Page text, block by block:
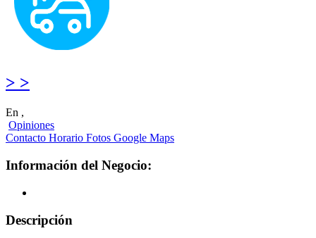
> >
En ,
Opiniones
Contacto Horario Fotos Google Maps
Información del Negocio:
Descripción